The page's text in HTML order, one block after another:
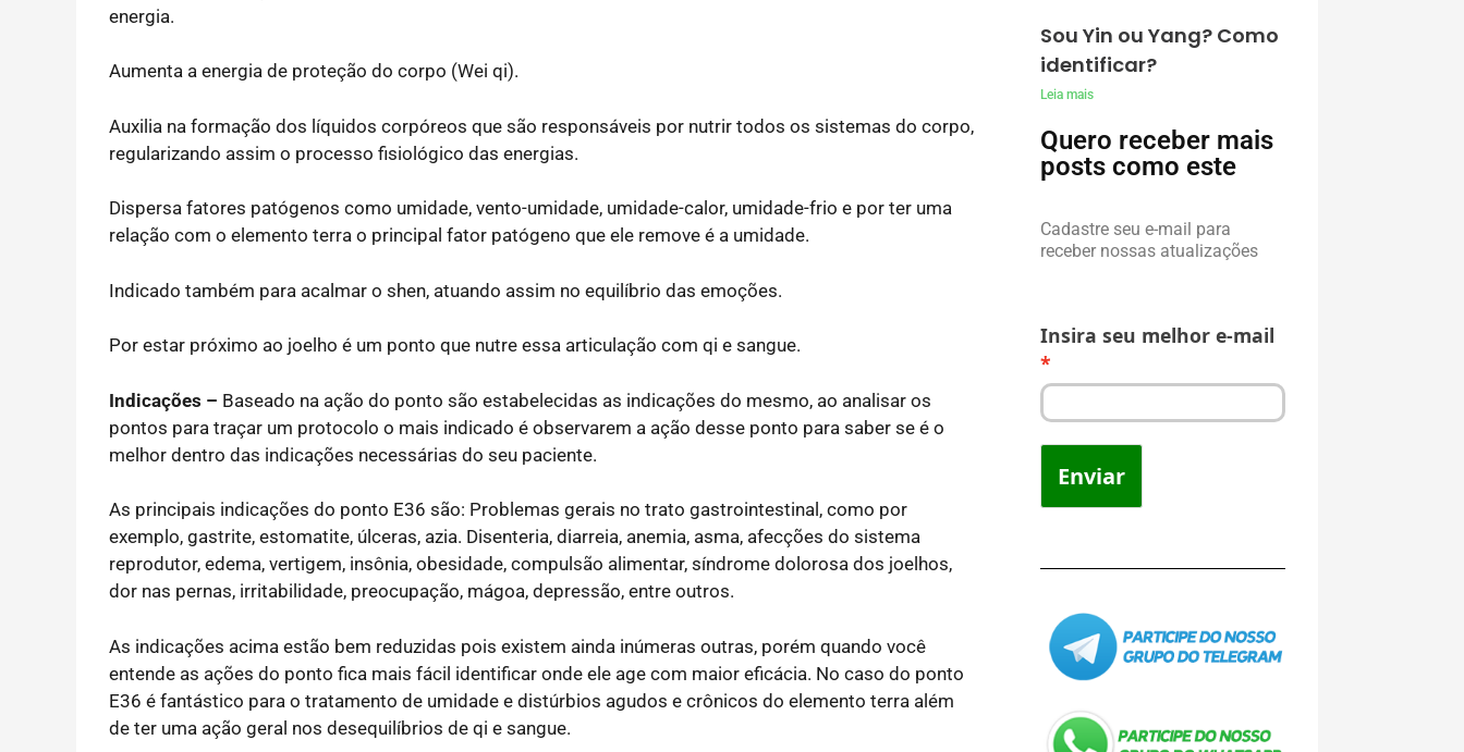
energia.
Aumenta a energia de proteção do corpo (Wei qi).
Auxilia na formação dos líquidos corpóreos que são responsáveis por nutrir todos os sistemas do corpo,
regularizando assim o processo fisiológico das energias.
Dispersa fatores patógenos como umidade, vento-umidade, umidade-calor, umidade-frio e por ter uma
relação com o elemento terra o principal fator patógeno que ele remove é a umidade.
Indicado também para acalmar o shen, atuando assim no equilíbrio das emoções.
Por estar próximo ao joelho é um ponto que nutre essa articulação com qi e sangue.
Indicações – Baseado na ação do ponto são estabelecidas as indicações do mesmo, ao analisar os
pontos para traçar um protocolo o mais indicado é observarem a ação desse ponto para saber se é o
melhor dentro das indicações necessárias do seu paciente.
As principais indicações do ponto E36 são: Problemas gerais no trato gastrointestinal, como por
exemplo, gastrite, estomatite, úlceras, azia. Disenteria, diarreia, anemia, asma, afecções do sistema
reprodutor, edema, vertigem, insônia, obesidade, compulsão alimentar, síndrome dolorosa dos joelhos,
dor nas pernas, irritabilidade, preocupação, mágoa, depressão, entre outros.
As indicações acima estão bem reduzidas pois existem ainda inúmeras outras, porém quando você
entende as ações do ponto fica mais fácil identificar onde ele age com maior eficácia. No caso do ponto
E36 é fantástico para o tratamento de umidade e distúrbios agudos e crônicos do elemento terra além
de ter uma ação geral nos desequilíbrios de qi e sangue.
Sou Yin ou Yang? Como
identificar?
Leia mais
Quero receber mais
posts como este
Cadastre seu e-mail para
receber nossas atualizações
Insira seu melhor e-mail
Enviar